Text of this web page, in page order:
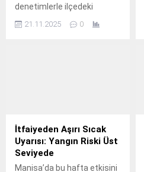
denetimlerle ilçedeki
azaldı.
21.11.2025 0
İtfaiyeden Aşırı Sıcak
Uyarısı: Yangın Riski Üst
Seviyede
Manisa’da bu hafta etkisini